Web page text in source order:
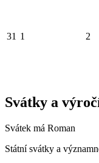
31 1 2
Svátky a
Svátek má Roman
Státní svátky a